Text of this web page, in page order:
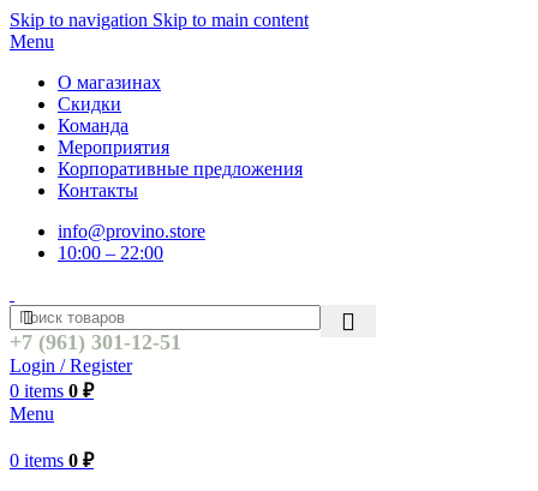
Skip to navigation Skip to main content
Menu
О магазинах
Скидки
Команда
Мероприятия
Корпоративные предложения
Контакты
info@provino.store
10:00 – 22:00
+7 (961) 301-12-51
Login / Register
0 items 0 ₽
Menu
0 items 0 ₽